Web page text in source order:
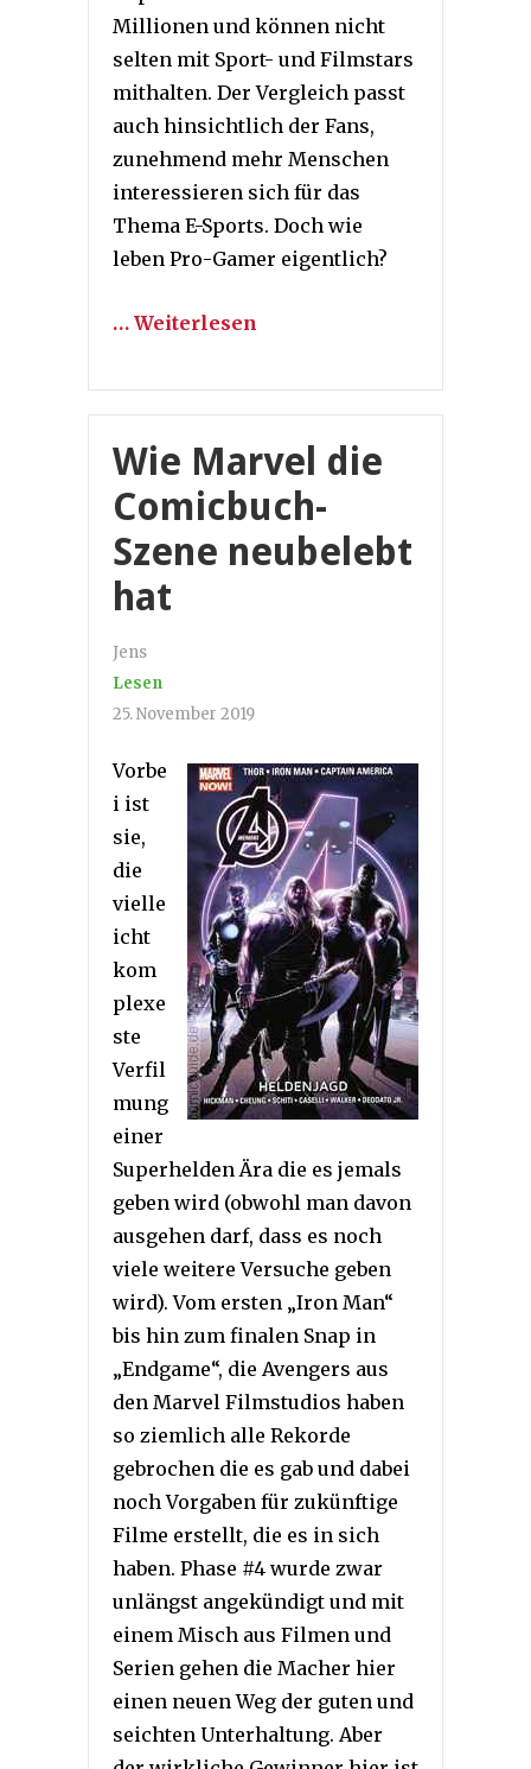
Millionen und können nicht
selten mit Sport- und Filmstars
mithalten. Der Vergleich passt
auch hinsichtlich der Fans,
zunehmend mehr Menschen
interessieren sich für das
Thema E-Sports. Doch wie
leben Pro-Gamer eigentlich?
… Weiterlesen
Wie Marvel die
Comicbuch-
Szene neubelebt
hat
Jens
Lesen
25. November 2019
Vorbe
i ist
sie,
die
vielle
icht
kom
plexe
ste
Verfil
mung
einer
Superhelden Ära die es jemals
geben wird (obwohl man davon
ausgehen darf, dass es noch
viele weitere Versuche geben
wird). Vom ersten „Iron Man“
bis hin zum finalen Snap in
„Endgame“, die Avengers aus
den Marvel Filmstudios haben
so ziemlich alle Rekorde
gebrochen die es gab und dabei
noch Vorgaben für zukünftige
Filme erstellt, die es in sich
haben. Phase #4 wurde zwar
unlängst angekündigt und mit
einem Misch aus Filmen und
Serien gehen die Macher hier
einen neuen Weg der guten und
seichten Unterhaltung. Aber